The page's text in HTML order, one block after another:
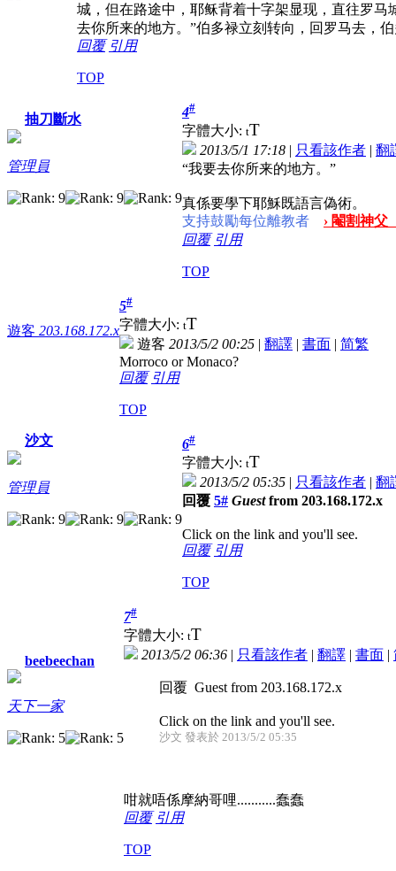
城，但在路途中，耶稣背着十字架显现，直往罗马
去你所来的地方。”伯多禄立刻转向，回罗马去，
回覆 引用
TOP
抽刀斷水
管理員
4#
字體大小: tT
2013/5/1 17:18 | 只看該作者 | 翻
“我要去你所来的地方。”
真係要學下耶穌既語言偽術。
支持鼓勵每位離教者
› 閹割神
回覆 引用
TOP
遊客 203.168.172.x
5#
字體大小: tT
遊客 2013/5/2 00:25 | 翻譯 | 書面 | 简繁
Morroco or Monaco?
回覆 引用
TOP
沙文
管理員
6#
字體大小: tT
2013/5/2 05:35 | 只看該作者 | 翻
回覆 5# Guestfrom 203.168.172.x
Click on the link and you'll see.
回覆 引用
TOP
beebeechan
天下一家
7#
字體大小: tT
2013/5/2 06:36 | 只看該作者 | 翻譯 | 書面 |
回覆 Guest from 203.168.172.x
Click on the link and you'll see.
沙文 發表於 2013/5/2 05:35
咁就唔係摩納哥哩...........蠢蠢
回覆 引用
TOP